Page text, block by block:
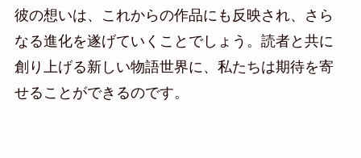
彼の想いは、これからの作品にも反映され、さら
なる進化を遂げていくことでしょう。読者と共に
創り上げる新しい物語世界に、私たちは期待を寄
せることができるのです。